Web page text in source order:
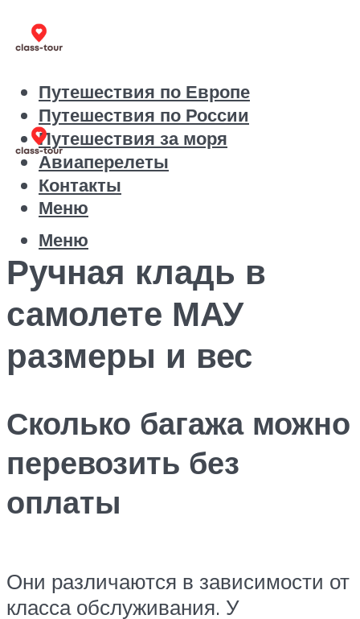
Путешествия по Европе
Путешествия по России
Путешествия за моря
Авиаперелеты
Контакты
Меню
Меню
Ручная кладь в
самолете МАУ
размеры и вес
Сколько багажа можно
перевозить без
оплаты
Они различаются в зависимости от
класса обслуживания. У